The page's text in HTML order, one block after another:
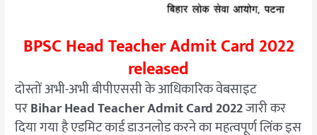
BPSC Head Teacher Admit Card 2022
released
दोस्तों अभी-अभी बीपीएससी के आधिकारिक वेबसाइट
परBihar Head Teacher Admit Card 2022जारी कर
दिया गया है एडमिट कार्ड डाउनलोड करने का महत्वपूर्ण लिंक इस